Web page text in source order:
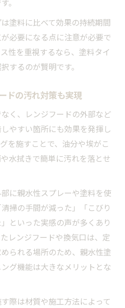
。
塗料に比べて効果の持続期間
必要になる点に注意が必要で
性を重視するなら、塗料タイ
するのが賢明です。
ドの汚れ対策も実現
く、レンジフードの外部など
やすい箇所にも効果を発揮し
を施すことで、油分や埃がこ
水拭きで簡単に汚れを落とせ
に親水性スプレーや塗料を使
掃の手間が減った」「こびり
といった実感の声が多くあり
レンジフードや換気口は、定
られる場所のため、親水性塗
グ機能は大きなメリットとな
際は材質や施工方法によって